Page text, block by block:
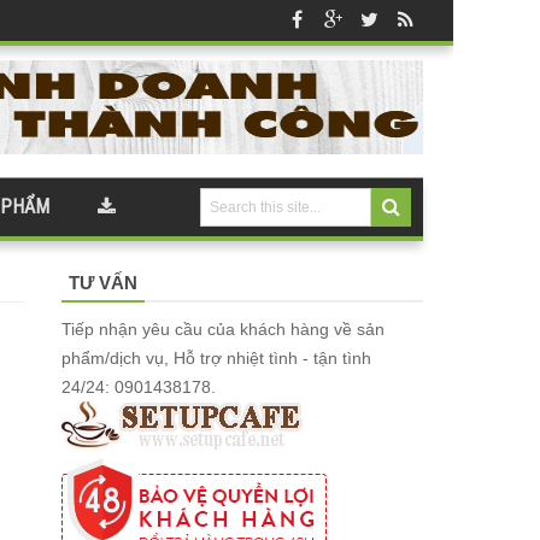
TƯ VẤN
Tiếp nhận yêu cầu của khách hàng về sản
phẩm/dịch vụ, Hỗ trợ nhiệt tình - tận tình
24/24: 0901438178.